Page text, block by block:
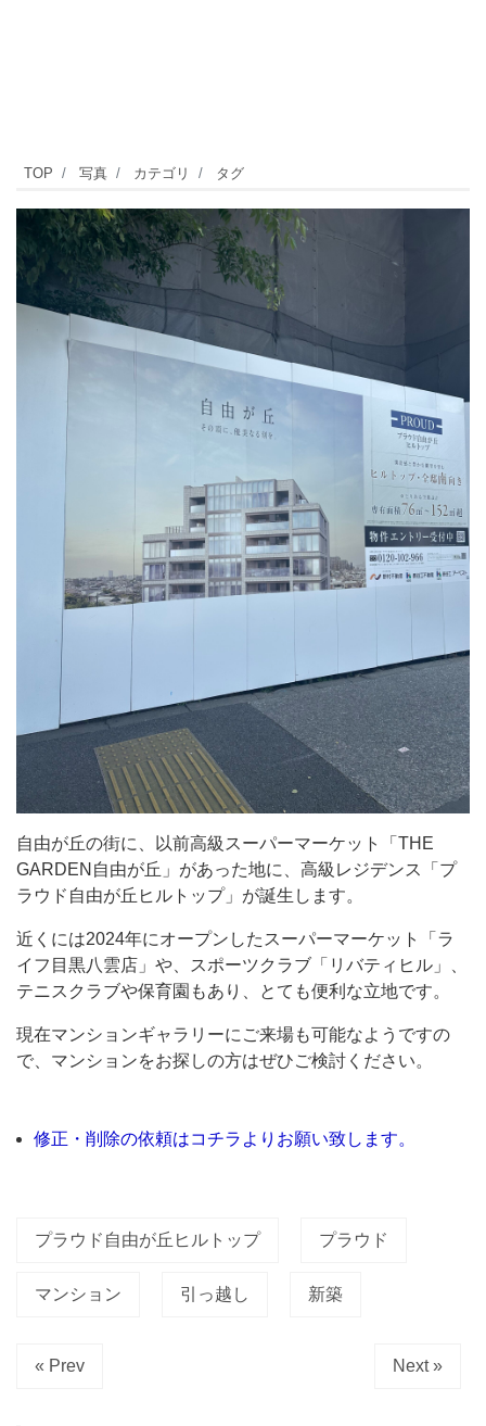
自
由
が
丘
の
街
に、
ケ
ト
GARDEN
自
由
が
丘」
が
あ
地
級
レ
ン
TOP 写真 カテゴリ タグ
自由が丘の街に、以前高級スーパーマーケット「THE
GARDEN自由が丘」があった地に、高級レジデンス「プ
ラウド自由が丘ヒルトップ」が誕生します。
近くには2024年にオープンしたスーパーマーケット「ラ
イフ目黒八雲店」や、スポーツクラブ「リバティヒル」、
テニスクラブや保育園もあり、とても便利な立地です。
現在マンションギャラリーにご来場も可能なようですの
で、マンションをお探しの方はぜひご検討ください。
修正・削除の依頼はコチラよりお願い致します。
プラウド自由が丘ヒルトップ プラウド
マンション 引っ越し 新築
« Prev Next »